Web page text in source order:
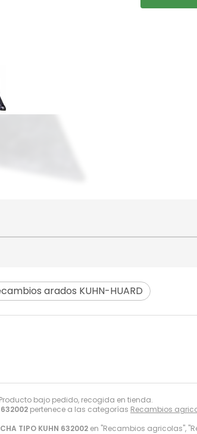
bajo pedido, recogida en tienda.
632002 pertenece a las categorías Recambios
TIPO KUHN 632002 en "Recambios agricolas",
arados KUHN-HUARD